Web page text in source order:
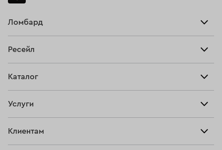
Ломбард
Тарифы
Ресейл
Купить
Прочие услуги
Каталог
Серьги
Услуги
Клиентам